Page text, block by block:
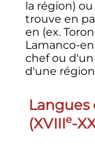
la région)
trouve en
en (ex.
Lamanco-en
chef ou
d'une
(XVIIIe-